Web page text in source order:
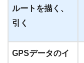
ルートを描く、
引く
GPSデータのイ